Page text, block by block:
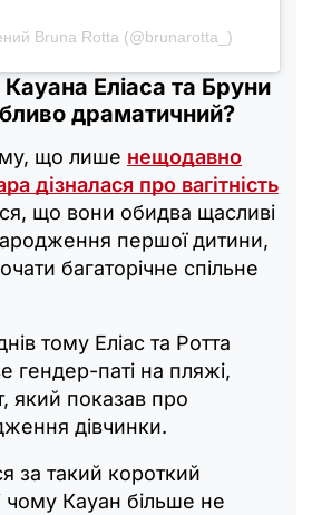
Bruna Rotta (@brunarotta_)
Еліаса та Бруни
драматичний?
що лише нещодавно
дізналася про вагітність
що вони обидва щасливі
першої дитини,
багаторічне спільне
тому Еліас та Ротта
гендер-паті на пляжі,
який показав про
дівчинки.
за такий короткий
чому Кауан більше не